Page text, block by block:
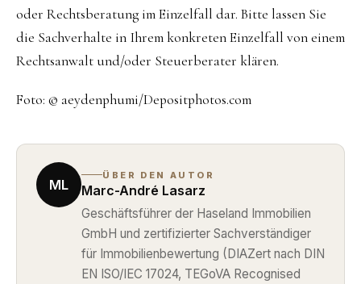
oder Rechtsberatung im Einzelfall dar. Bitte lassen Sie
die Sachverhalte in Ihrem konkreten Einzelfall von einem
Rechtsanwalt und/oder Steuerberater klären.
Foto: © aeydenphumi/Depositphotos.com
ML
ÜBER DEN AUTOR
Marc-André Lasarz
Geschäftsführer der Haseland Immobilien
GmbH und zertifizierter Sachverständiger
für Immobilienbewertung (DIAZert nach DIN
EN ISO/IEC 17024, TEGoVA Recognised